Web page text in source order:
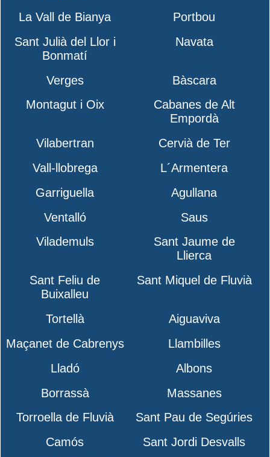
La Vall de Bianya
Portbou
Sant Julià del Llor i
Bonmatí
Navata
Verges
Bàscara
Montagut i Oix
Cabanes de Alt
Empordà
Vilabertran
Cervià de Ter
Vall-llobrega
L´Armentera
Garriguella
Agullana
Ventalló
Saus
Vilademuls
Sant Jaume de
Llierca
Sant Feliu de
Buixalleu
Sant Miquel de Fluvià
Tortellà
Aiguaviva
Maçanet de Cabrenys
Llambilles
Lladó
Albons
Borrassà
Massanes
Torroella de Fluvià
Sant Pau de Segúries
Camós
Sant Jordi Desvalls